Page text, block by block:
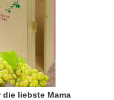
liebste Mama